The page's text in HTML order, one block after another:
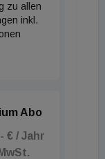
zu allen
inkl.
Abo
€ / Jahr